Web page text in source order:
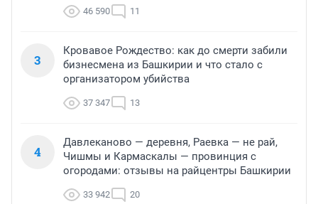
46 590 11
3
Кровавое Рождество: как до смерти забили
бизнесмена из Башкирии и что стало с
организатором убийства
37 347 13
4
Давлеканово — деревня, Раевка — не рай,
Чишмы и Кармаскалы — провинция с
огородами: отзывы на райцентры Башкирии
33 942 20